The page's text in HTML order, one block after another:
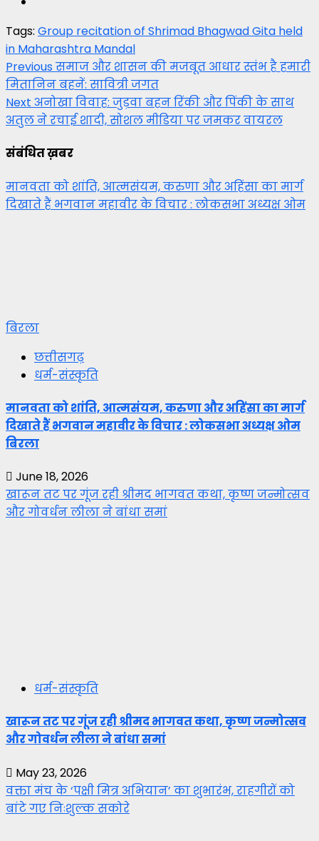
Tags: Group recitation of Shrimad Bhagwad Gita held
in Maharashtra Mandal
Post
navigation
Previousसमाज और शासन की मजबूत आधार स्तंभ है हमारी
मितानिन बहनें: सावित्री जगत
Next अनोखा विवाह: जुड़वा बहन रिंकी और पिंकी के साथ
अतुल ने रचाई शादी, सोशल मीडिया पर जमकर वायरल
संबंधित ख़बर
मानवता को शांति, आत्मसंयम, करुणा और अहिंसा का मार्ग
दिखाते हैं भगवान महावीर के विचार : लोकसभा अध्यक्ष ओम
बिरला
छत्तीसगढ़
धर्म-संस्कृति
मानवता को शांति, आत्मसंयम, करुणा और अहिंसा का मार्ग
दिखाते हैं भगवान महावीर के विचार : लोकसभा अध्यक्ष ओम
बिरला
June 18, 2026
खारून तट पर गूंज रही श्रीमद भागवत कथा, कृष्ण जन्मोत्सव
और गोवर्धन लीला ने बांधा समां
धर्म-संस्कृति
खारून तट पर गूंज रही श्रीमद भागवत कथा, कृष्ण जन्मोत्सव
और गोवर्धन लीला ने बांधा समां
May 23, 2026
वक्ता मंच के ‘पक्षी मित्र अभियान’ का शुभारंभ, राहगीरों को
बांटे गए निःशुल्क सकोरे